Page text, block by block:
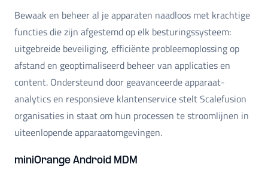
Bewaak en beheer al je apparaten naadloos met krachtige
functies die zijn afgestemd op elk besturingssysteem:
uitgebreide beveiliging, efficiënte probleemoplossing op
afstand en geoptimaliseerd beheer van applicaties en
content. Ondersteund door geavanceerde apparaat-
analytics en responsieve klantenservice stelt Scalefusion
organisaties in staat om hun processen te stroomlijnen in
uiteenlopende apparaatomgevingen.
miniOrange Android MDM